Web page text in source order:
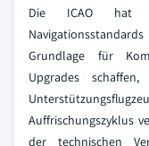
Die ICAO hat
Grundlage für
Upgrades
Auffrischungszyklus
der technischen